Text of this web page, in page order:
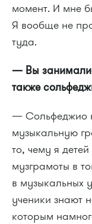
момент. И мне
Я вообще не
туда.
— Вы
также
— Сольфеджио
музыкальную
то, чему я
музграмоты в
в музыкальных
ученики знают
которым